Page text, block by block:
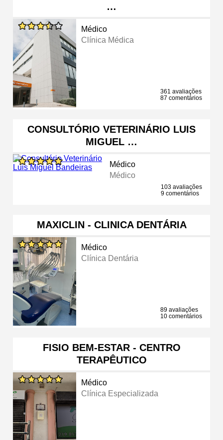
…
Médico
Clínica Médica
361 avaliações
87 comentários
CONSULTÓRIO VETERINÁRIO LUIS
MIGUEL …
Médico
Médico
103 avaliações
9 comentários
MAXICLIN - CLINICA DENTÁRIA
Médico
Clínica Dentária
89 avaliações
10 comentários
FISIO BEM-ESTAR - CENTRO
TERAPÊUTICO
Médico
Clínica Especializada